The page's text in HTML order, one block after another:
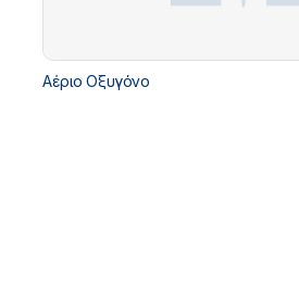
Αέριο Οξυγόνο